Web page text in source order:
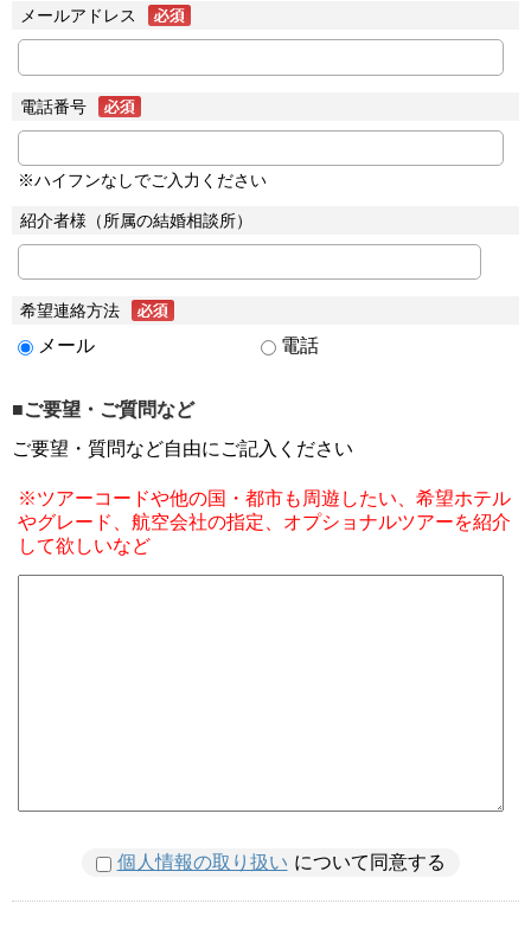
メールアドレス
電話番号
※ハイフンなしでご入力ください
紹介者様（所属の結婚相談所）
希望連絡方法
メール 電話
■ご要望・ご質問など
ご要望・質問など自由にご記入ください
※ツアーコードや他の国・都市も周遊したい、希望ホテル
やグレード、航空会社の指定、オプショナルツアーを紹介
して欲しいなど
個人情報の取り扱い について同意する